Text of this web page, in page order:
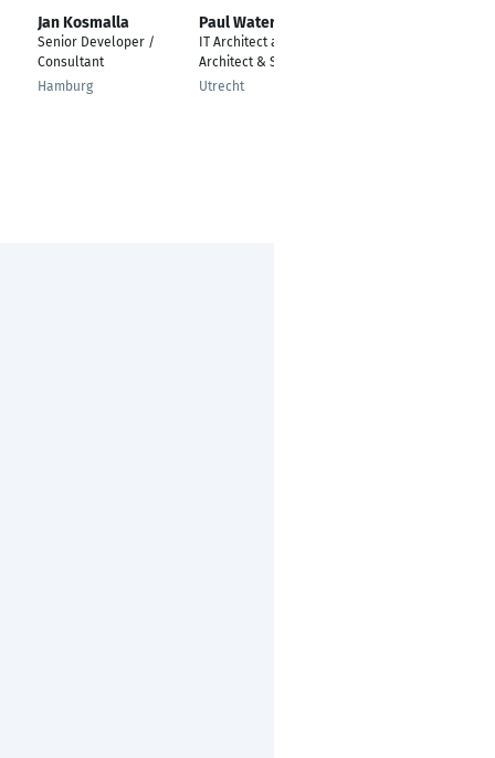
Jan Kosmalla
Senior Developer /
Consultant
Hamburg
Paul Water
IT Architect and BI
Architect & Specialist
Utrecht